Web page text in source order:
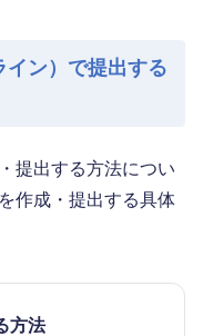
イン）で提出する
提出する方法につい
作成・提出する具体
方法